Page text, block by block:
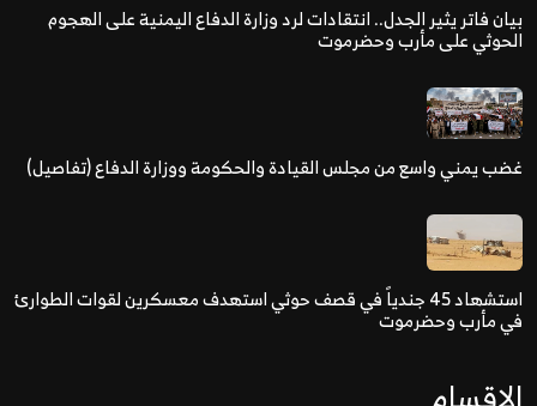
بيان فاتر يثير الجدل.. انتقادات لرد وزارة الدفاع اليمنية على الهجوم
الحوثي على مأرب وحضرموت
غضب يمني واسع من مجلس القيادة والحكومة ووزارة الدفاع (تفاصيل)
استشهاد 45 جندياً في قصف حوثي استهدف معسكرين لقوات الطوارئ
في مأرب وحضرموت